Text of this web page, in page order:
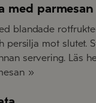
med parmesan
blandade
persilja mot slutet.
servering. Läs
»